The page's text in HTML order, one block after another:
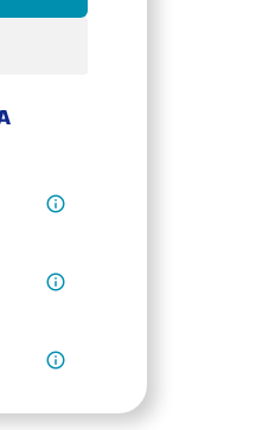
info_outline
info_outline
info_outline